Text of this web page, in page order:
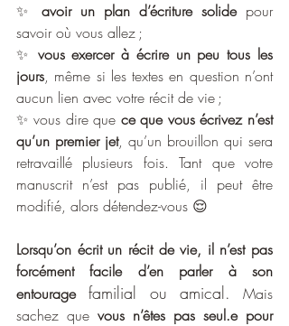
✨ avoir un plan d’écriture solide pour
savoir où vous allez ;
✨ vous exercer à écrire un peu tous les
jours, même si les textes en question n’ont
aucun lien avec votre récit de vie ;
✨ vous dire que ce que vous écrivez n’est
qu’un premier jet, qu’un brouillon qui sera
retravaillé plusieurs fois. Tant que votre
manuscrit n’est pas publié, il peut être
modifié, alors détendez-vous 😌
Lorsqu’on écrit un récit de vie, il n’est pas
forcément facile d’en parler à son
entourage familial ou amical. Mais
sachez que vous n’êtes pas seul.e pour